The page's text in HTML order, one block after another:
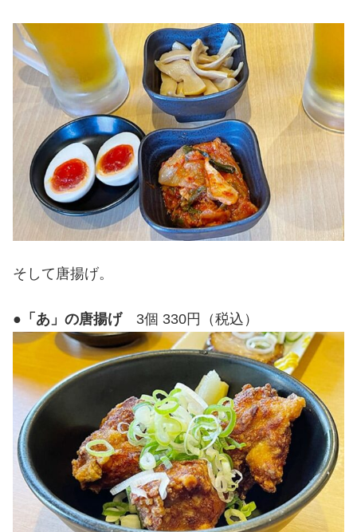
そして唐揚げ。
● 「あ」の唐揚げ3個 330円（税込）